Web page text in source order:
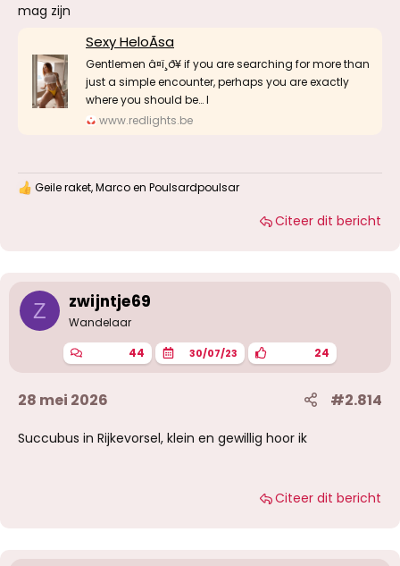
mag zijn
Sexy HeloÃsa
Gentlemen â¤ï¸‍ð¥ if you are searching for more than
just a simple encounter, perhaps you are exactly
where you should be… I
www.redlights.be
W
n
g
Geile raket,Marcoen Poulsardpoulsar
Citeer dit bericht
Z zwijntje69
Wandelaar
44 30/07/23 24
28 mei 2026 #2.814
Succubus in Rijkevorsel, klein en gewillig hoor ik
Citeer dit bericht